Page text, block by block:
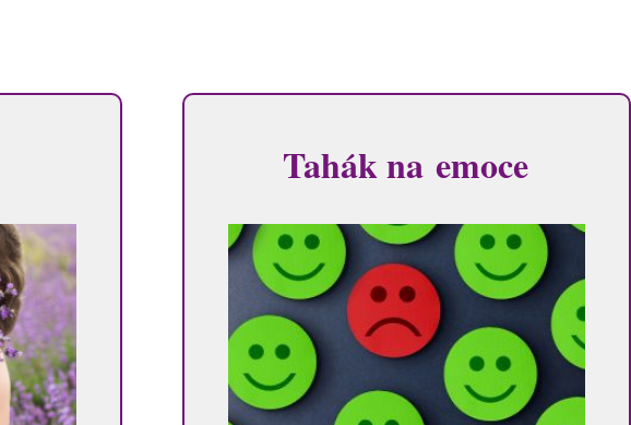
Tahák na emoce